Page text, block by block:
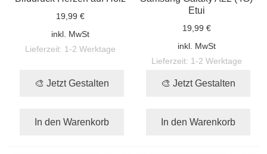
19,99 €
inkl. MwSt
Lieferzeit: 1-2 Werktage
🎨 Jetzt Gestalten
In den Warenkorb
Etui
19,99 €
inkl. MwSt
Lieferzeit: 1-2 Werktage
🎨 Jetzt Gestalten
In den Warenkorb